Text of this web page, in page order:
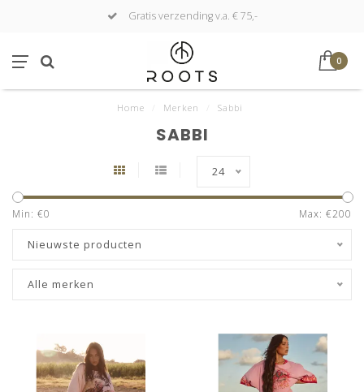
Gratis verzending v.a. € 75,-
0
Home Merken Sabbi
SABBI
24
Min: €0 Max: €200
Nieuwste producten
Alle merken